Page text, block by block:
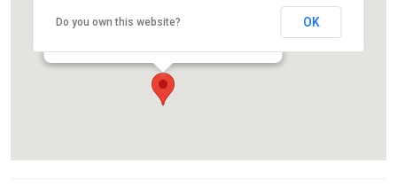
Museu de la Ciència i la Tècnica de Catalunya
Rambla d'Ègara, 270
Do you own this website? OK